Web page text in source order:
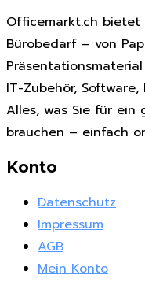
Officemarkt.ch bietet
Bürobedarf – von
IT-Zubehör,
Alles, was Sie für
brauchen – einfach
Konto
Datenschutz
Impressum
AGB
Mein Konto